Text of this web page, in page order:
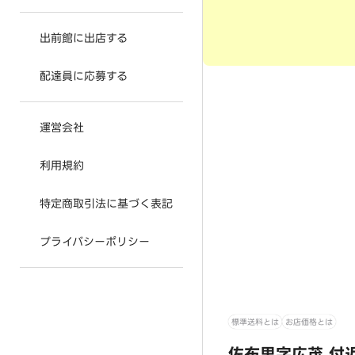
出前館に出店する
配達員に応募する
運営会社
利用規約
特定商取引法に基づく表記
プライバシーポリシー
標準送料とは お店価格とは